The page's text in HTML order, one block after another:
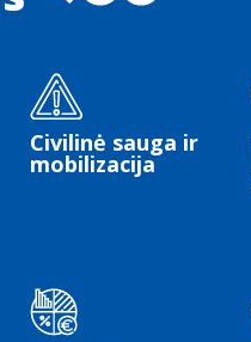
Civilinė sauga ir
mobilizacija